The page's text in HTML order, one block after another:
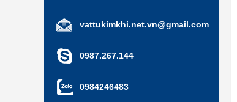
vattukimkhi.net.vn@gmail.com
0987.267.144
0984246483